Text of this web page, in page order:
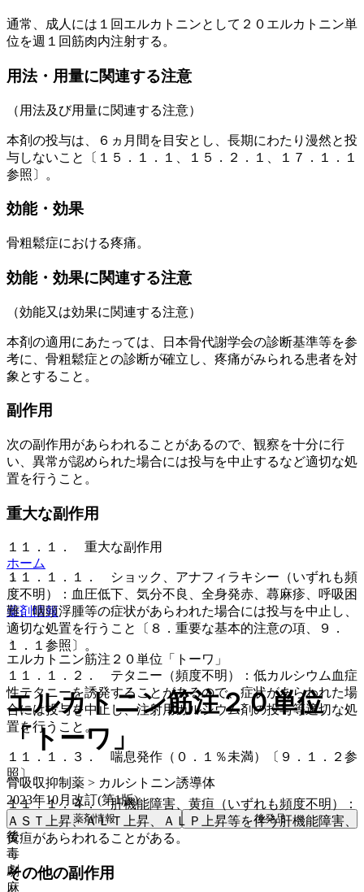
通常、成人には１回エルカトニンとして２０エルカトニン単
位を週１回筋肉内注射する。
用法・用量に関連する注意
（用法及び用量に関連する注意）
本剤の投与は、６ヵ月間を目安とし、長期にわたり漫然と投
与しないこと〔１５．１．１、１５．２．１、１７．１．１
参照〕。
効能・効果
骨粗鬆症における疼痛。
効能・効果に関連する注意
（効能又は効果に関連する注意）
本剤の適用にあたっては、日本骨代謝学会の診断基準等を参
考に、骨粗鬆症との診断が確立し、疼痛がみられる患者を対
象とすること。
副作用
次の副作用があらわれることがあるので、観察を十分に行
い、異常が認められた場合には投与を中止するなど適切な処
置を行うこと。
重大な副作用
１１．１． 重大な副作用
１１．１．１． ショック、アナフィラキシー（いずれも頻
度不明）：血圧低下、気分不良、全身発赤、蕁麻疹、呼吸困
難、咽頭浮腫等の症状があらわれた場合には投与を中止し、
適切な処置を行うこと〔８．重要な基本的注意の項、９．
１．１参照〕。
１１．１．２． テタニー（頻度不明）：低カルシウム血症
性テタニーを誘発することがあるので、症状があらわれた場
合には投与を中止し、注射用カルシウム剤の投与等適切な処
置を行うこと。
１１．１．３． 喘息発作（０．１％未満）〔９．１．２参
照〕。
１１．１．４． 肝機能障害、黄疸（いずれも頻度不明）：
ＡＳＴ上昇、ＡＬＴ上昇、ＡＬＰ上昇等を伴う肝機能障害、
黄疸があらわれることがある。
その他の副作用
ホーム
薬剤情報
エルカトニン筋注２０単位「トーワ」
エルカトニン筋注２０単位
「トーワ」
骨吸収抑制薬 > カルシトニン誘導体
2023年10月改訂(第1版)
薬剤情報 後発品
後
毒
劇
麻